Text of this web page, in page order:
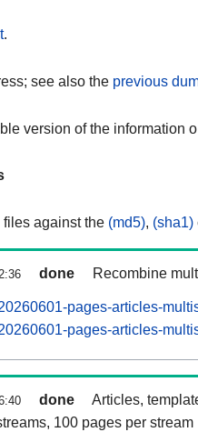
.
see also the previous
version of the information
against the (md5), (sha1)
done Recombine
pages-articles-
pages-articles-
done
Articles,
100 pages per stream